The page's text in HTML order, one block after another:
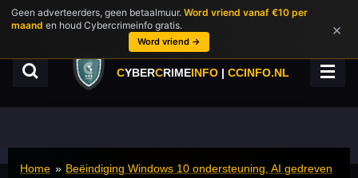
Geen adverteerders, geen betaalmuur. Word vriend vanaf €10 per
maand en houd Cybercrimeinfo gratis.
Word vriend →
×
Ga
direct
hoofdinhoud
CYBERCRIMEINFO | CCINFO.NL
Home » Beëindiging Windows 10 ondersteuning, AI gedreven